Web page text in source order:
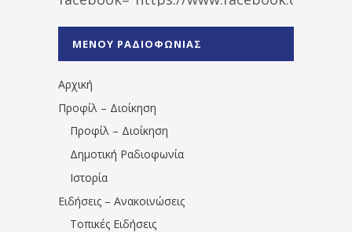
1531194763766854/" artist="" ]
ΜΕΝΟΥ ΡΑΔΙΟΦΩΝΙΑΣ
Αρχική
Προφίλ – Διοίκηση
Προφίλ – Διοίκηση
Δημοτική Ραδιοφωνία
Ιστορία
Ειδήσεις – Ανακοινώσεις
Τοπικές Ειδήσεις